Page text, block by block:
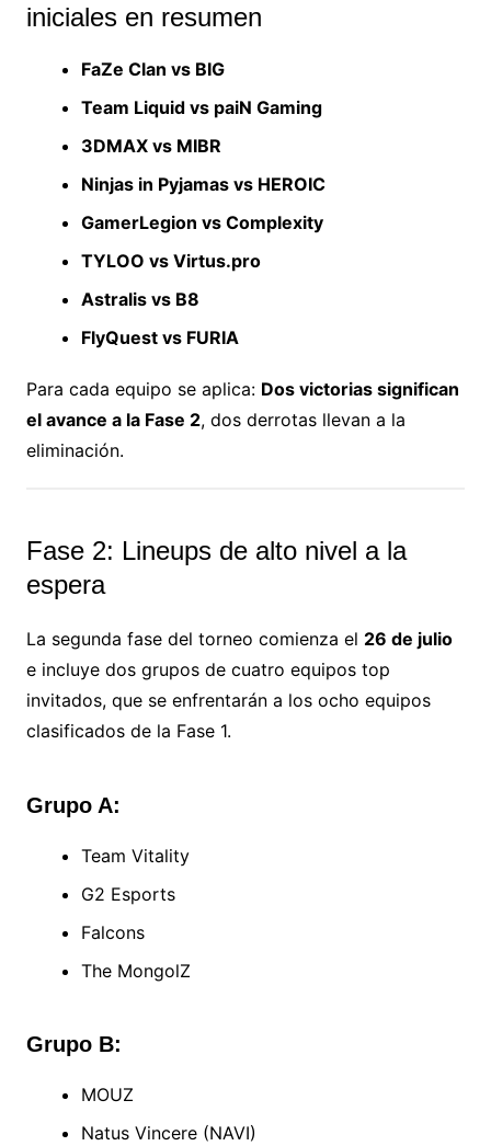
iniciales en resumen
FaZe Clan vs BIG
Team Liquid vs paiN Gaming
3DMAX vs MIBR
Ninjas in Pyjamas vs HEROIC
GamerLegion vs Complexity
TYLOO vs Virtus.pro
Astralis vs B8
FlyQuest vs FURIA
Para cada equipo se aplica: Dos victorias significan
el avance a la Fase 2, dos derrotas llevan a la
eliminación.
Fase 2: Lineups de alto nivel a la
espera
La segunda fase del torneo comienza el 26 de julio
e incluye dos grupos de cuatro equipos top
invitados, que se enfrentarán a los ocho equipos
clasificados de la Fase 1.
Grupo A:
Team Vitality
G2 Esports
Falcons
The MongolZ
Grupo B:
MOUZ
Natus Vincere (NAVI)